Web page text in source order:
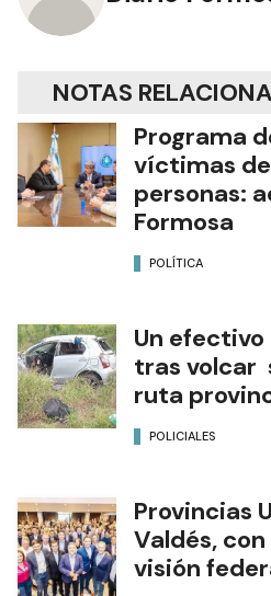
NOTAS
Programa
víctimas
personas:
Formosa
POLÍTICA
Un
tras volcar
ruta
POLICIALES
Provincias
Valdés,
visión